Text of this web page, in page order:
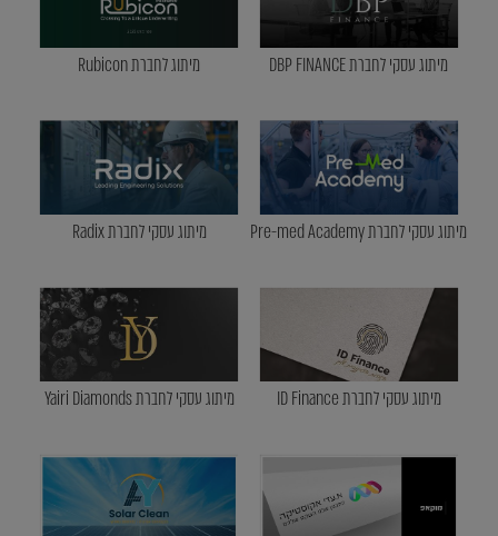
מיתוג עסקי לחברת DBP FINANCE מיתוג לחברת Rubicon
מיתוג עסקי לחברת Pre-med Academy מיתוג עסקי לחברת Radix
מיתוג עסקי לחברת ID Finance מיתוג עסקי לחברת Yairi Diamonds